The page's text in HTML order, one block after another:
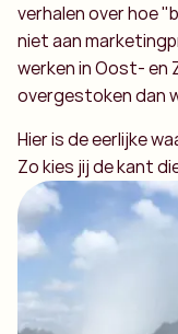
verhalen over hoe
niet aan
werken in Oost- en
overgestoken dan
Hier is de eerlijke
Zo kies jij de kant